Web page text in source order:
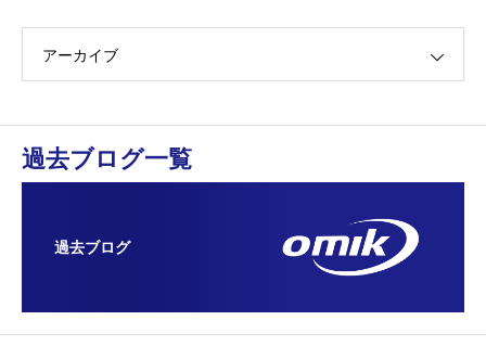
アーカイブ
過去ブログ一覧
過去ブログ